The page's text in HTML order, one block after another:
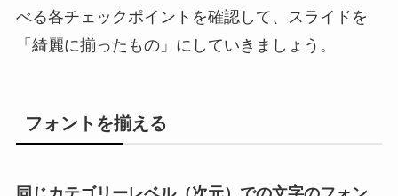
べる各チェックポイントを確認して、スライドを
「綺麗に揃ったもの」にしていきましょう。
フォントを揃える